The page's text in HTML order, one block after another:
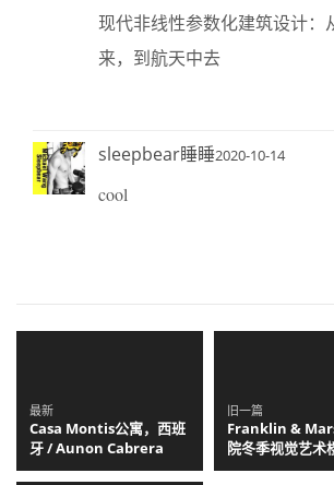
现代非线性参数化建筑设计：
来，到航天中去
sleepbear睡睡2020-10-14
cool
最新
Casa Montis公寓，西班
牙 / Aunon Cabrera
旧一篇
Franklin &
院冬季视觉艺术
法尼亚 /